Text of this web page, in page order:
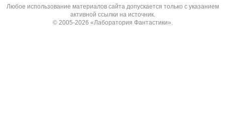
Любое использование материалов сайта допускается только с указанием
активной ссылки на источник.
© 2005-2026 «Лаборатория Фантастики».